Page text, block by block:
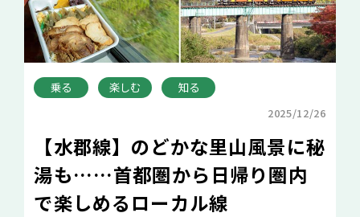
【水郡線】のどかな里山風景に秘
湯も……首都圏から日帰り圏内
で楽しめるローカル線
2025/12/26
乗る 楽しむ 知る